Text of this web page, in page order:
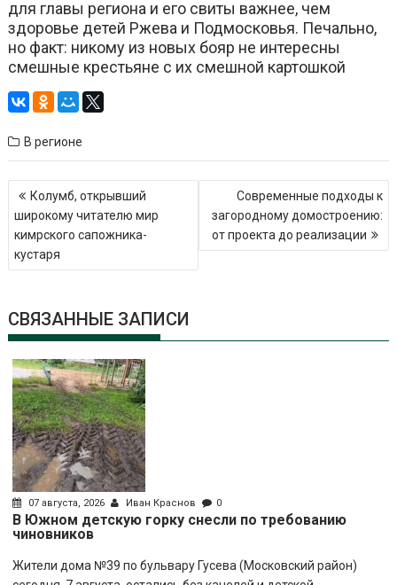
для главы региона и его свиты важнее, чем
здоровье детей Ржева и Подмосковья. Печально,
но факт: никому из новых бояр не интересны
смешные крестьяне с их смешной картошкой
В регионе
Навигация
по
записям
Колумб, открывший
широкому читателю мир
кимрского сапожника-
кустаря
Современные подходы к
загородному домостроению:
от проекта до реализации
СВЯЗАННЫЕ ЗАПИСИ
07 августа, 2026 Иван Краснов 0
В Южном детскую горку снесли по требованию
чиновников
Жители дома №39 по бульвару Гусева (Московский район)